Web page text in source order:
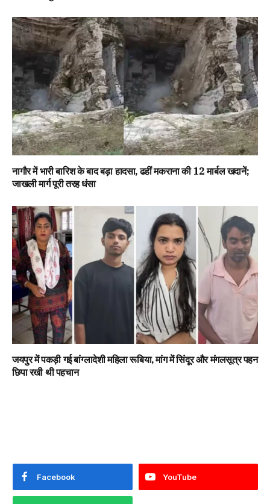
नागौर में भारी बारिश के बाद बड़ा हादसा, ढहीं मकराना की 12 मार्बल खदानें;
जाखली मार्ग पूरी तरह धंसा
जयपुर में पकड़ी गई बांग्लादेशी महिला रूबिया, मांग में सिंदूर और मंगलसूत्र पहन
छिपा रखी थी पहचान
Facebook YouTube